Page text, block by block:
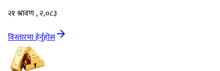
२१ श्रावण , २,०८३
विस्तारमा हेर्नुहोस